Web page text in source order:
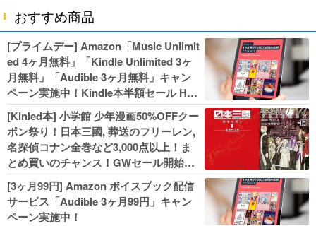
おすすめ商品
[プライムデー] Amazon「Music Unlimit
ed 4ヶ月無料」「Kindle Unlimited 3ヶ
月無料」「Audible 3ヶ月無料」キャン
ペーン実施中！Kindle本半額セール HU
NTER×HUNTERなど集英社、無職転生,
幼女戦記などKADOKAWA、キャプテン
翼100円セールも！
[Kinled本] 小学館 少年漫画50%OFFクー
ポン祭り！日本三國, 葬送のフリーレン,
名探偵コナン全巻など3,000点以上！ま
とめ買いのチャンス！GWセール開始！
人気コミック多数 カドカワ祭やIT関連本
がセールに！
[3ヶ月99円] Amazon ボイスブック配信
サービス「Audible 3ヶ月99円」キャン
ペーン実施中！